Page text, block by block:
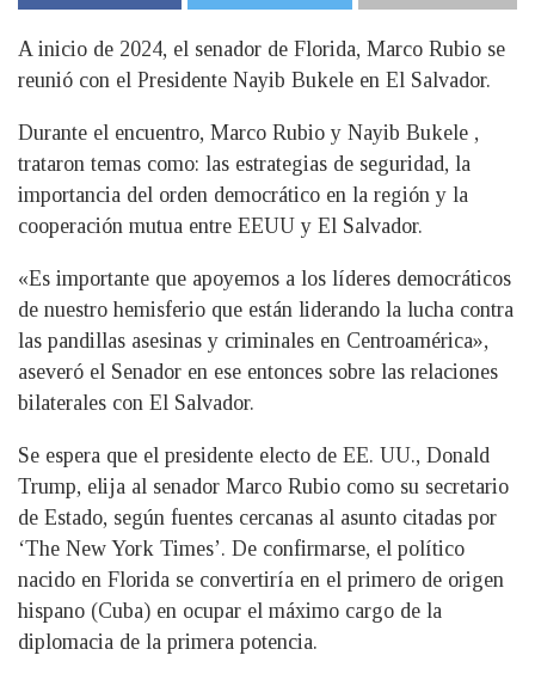
A inicio de 2024, el senador de Florida, Marco Rubio se
reunió con el Presidente Nayib Bukele en El Salvador.
Durante el encuentro, Marco Rubio y Nayib Bukele ,
trataron temas como: las estrategias de seguridad, la
importancia del orden democrático en la región y la
cooperación mutua entre EEUU y El Salvador.
«Es importante que apoyemos a los líderes democráticos
de nuestro hemisferio que están liderando la lucha contra
las pandillas asesinas y criminales en Centroamérica»,
aseveró el Senador en ese entonces sobre las relaciones
bilaterales con El Salvador.
Se espera que el presidente electo de EE. UU., Donald
Trump, elija al senador Marco Rubio como su secretario
de Estado, según fuentes cercanas al asunto citadas por
‘The New York Times’. De confirmarse, el político
nacido en Florida se convertiría en el primero de origen
hispano (Cuba) en ocupar el máximo cargo de la
diplomacia de la primera potencia.